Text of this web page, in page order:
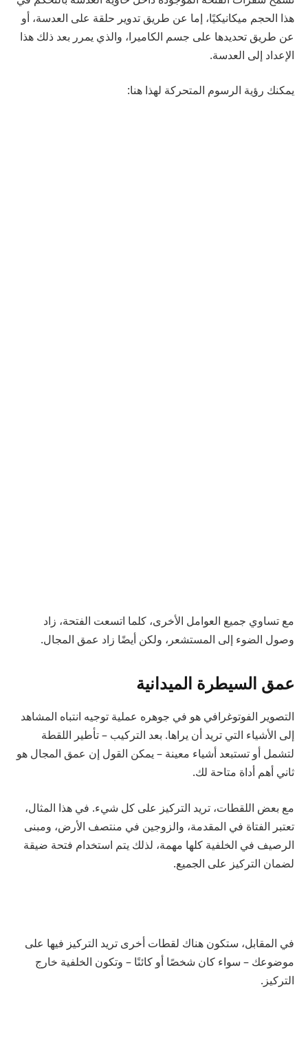
هذا الحجم ميكانيكيًا، إما عن طريق تدوير حلقة على العدسة، أو
عن طريق تحديدها على جسم الكاميرا، والذي يمرر بعد ذلك هذا
الإعداد إلى العدسة.
يمكنك رؤية الرسوم المتحركة لهذا هنا:
مع تساوي جميع العوامل الأخرى، كلما اتسعت الفتحة، زاد
وصول الضوء إلى المستشعر، ولكن أيضًا زاد عمق المجال.
عمق السيطرة الميدانية
التصوير الفوتوغرافي هو في جوهره عملية توجيه انتباه المشاهد
إلى الأشياء التي تريد أن يراها. بعد التركيب – تأطير اللقطة
لتشمل أو تستبعد أشياء معينة – يمكن القول إن عمق المجال هو
ثاني أهم أداة متاحة لك.
مع بعض اللقطات، تريد التركيز على كل شيء. في هذا المثال،
تعتبر الفتاة في المقدمة، والزوجين في منتصف الأرض، ومبنى
الرصيف في الخلفية كلها مهمة، لذلك يتم استخدام فتحة ضيقة
لضمان التركيز على الجميع.
في المقابل، ستكون هناك لقطات أخرى تريد التركيز فيها على
موضوعك – سواء كان شخصًا أو كائنًا – وتكون الخلفية خارج
التركيز.